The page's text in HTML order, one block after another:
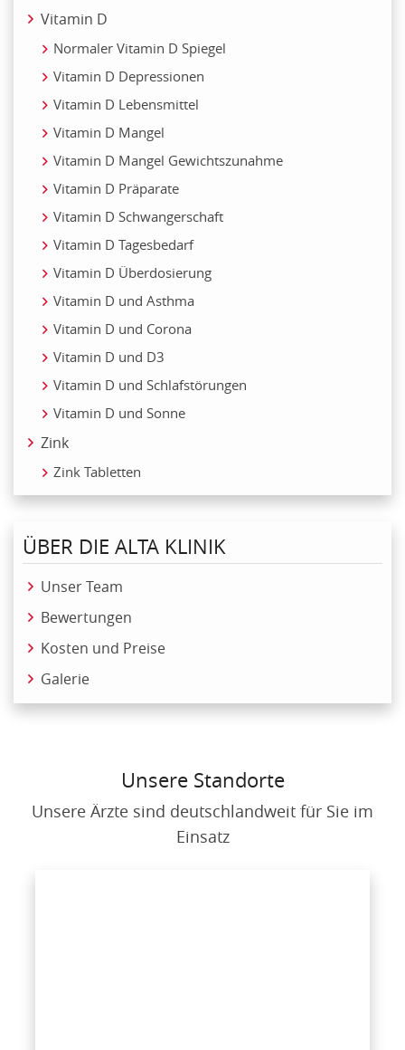
Vitamin D
Normaler Vitamin D Spiegel
Vitamin D Depressionen
Vitamin D Lebensmittel
Vitamin D Mangel
Vitamin D Mangel Gewichtszunahme
Vitamin D Präparate
Vitamin D Schwangerschaft
Vitamin D Tagesbedarf
Vitamin D Überdosierung
Vitamin D und Asthma
Vitamin D und Corona
Vitamin D und D3
Vitamin D und Schlafstörungen
Vitamin D und Sonne
Zink
Zink Tabletten
ÜBER DIE ALTA KLINIK
Unser Team
Bewertungen
Kosten und Preise
Galerie
Unsere Standorte
Unsere Ärzte sind deutschlandweit für Sie im
Einsatz